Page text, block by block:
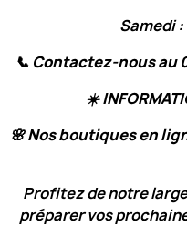
Samedi :
📞 Contactez-nous au
☀️
🌸Nos boutiques en
Profitez de notre
préparer vos